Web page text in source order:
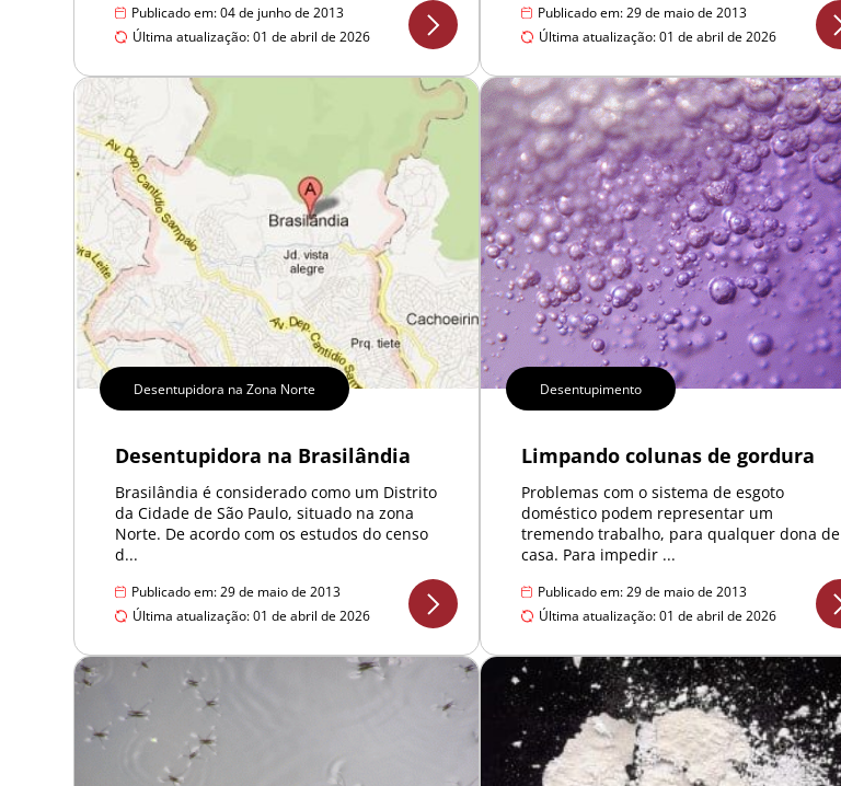
Publicado em: 04 de junho de 2013
Última atualização: 01 de abril de 2026
Publicado em: 29 de maio de 2013
Última atualização: 01 de abril de 2026
Desentupidora na Zona Norte
Desentupidora na Brasilândia
Brasilândia é considerado como um Distrito
da Cidade de São Paulo, situado na zona
Norte. De acordo com os estudos do censo
d...
Publicado em: 29 de maio de 2013
Última atualização: 01 de abril de 2026
Desentupimento
Limpando colunas de gordura
Problemas com o sistema de esgoto
doméstico podem representar um
tremendo trabalho, para qualquer dona de
casa. Para impedir ...
Publicado em: 29 de maio de 2013
Última atualização: 01 de abril de 2026